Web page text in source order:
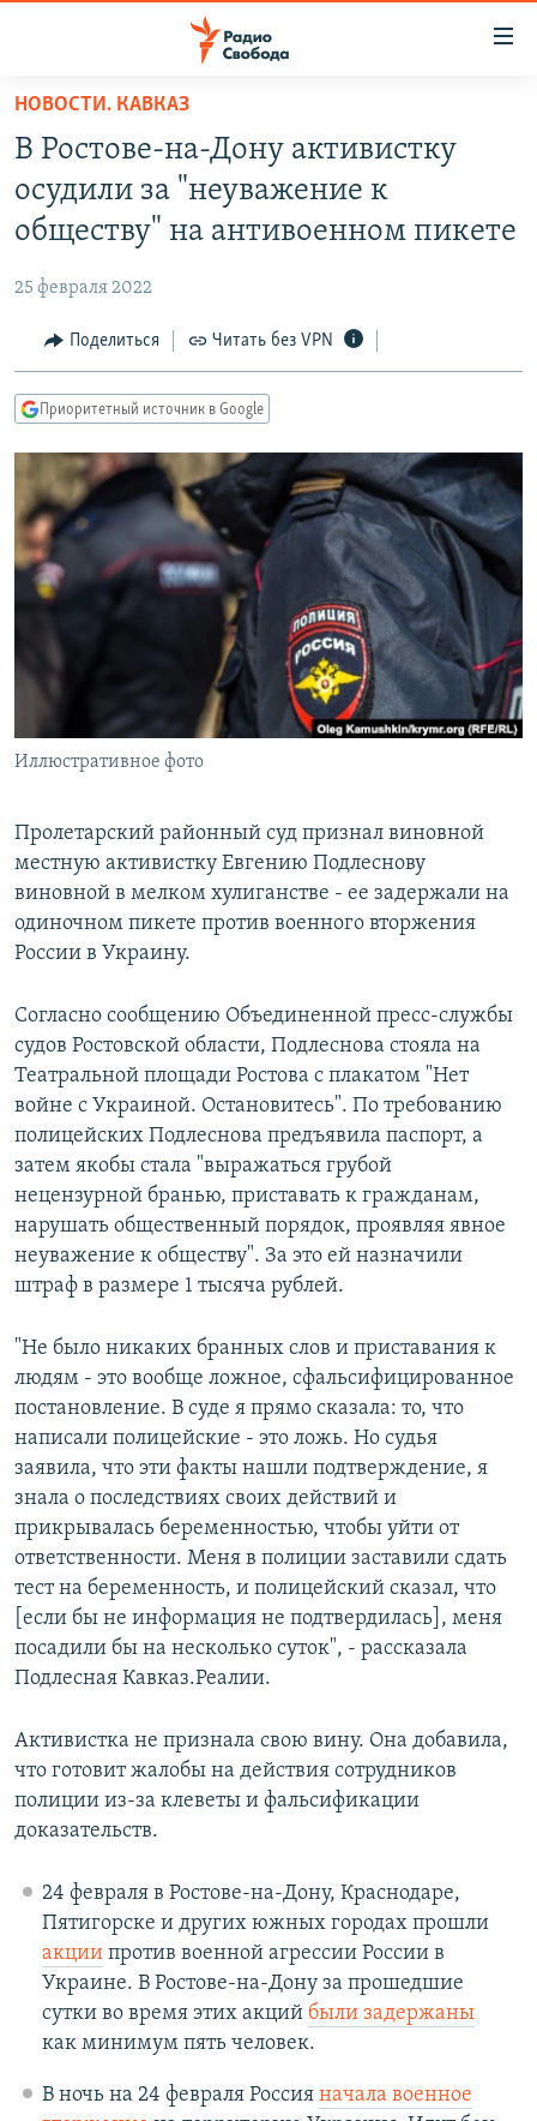
упрощенного
доступа
основному
Вернутся
Вернутся
поиску
АВТОРСКИЕ ПРОЕКТЫ
МНЕНИЯ
КУЛЬТУРА
КАВКАЗ.РЕАЛИИ
СЕВЕР.РЕАЛИИ
СИБИРЬ.РЕАЛИИ
РАСПИСАНИЕ ВЕЩАНИЯ
ПОДПИШИТЕСЬ НА РАССЫЛКУ
СОЦИАЛЬНЫЕ СЕТИ
Все сайты РСЕ/РС
НОВОСТИ. КАВКАЗ
В Ростове-на-Дону активистку
осудили за "неуважение к
обществу" на антивоенном пикете
25 февраля 2022
Поделиться Читать без VPN
Приоритетный источник в Google
Иллюстративное фото
Пролетарский районный суд признал виновной
местную активистку Евгению Подлеснову
виновной в мелком хулиганстве - ее задержали на
одиночном пикете против военного вторжения
России в Украину.
Согласно сообщению Объединенной пресс-службы
судов Ростовской области, Подлеснова стояла на
Театральной площади Ростова с плакатом "Нет
войне с Украиной. Остановитесь". По требованию
полицейских Подлеснова предъявила паспорт, а
затем якобы стала "выражаться грубой
нецензурной бранью, приставать к гражданам,
нарушать общественный порядок, проявляя явное
неуважение к обществу". За это ей назначили
штраф в размере 1 тысяча рублей.
"Не было никаких бранных слов и приставания к
людям - это вообще ложное, сфальсифицированное
постановление. В суде я прямо сказала: то, что
написали полицейские - это ложь. Но судья
заявила, что эти факты нашли подтверждение, я
знала о последствиях своих действий и
прикрывалась беременностью, чтобы уйти от
ответственности. Меня в полиции заставили сдать
тест на беременность, и полицейский сказал, что
[если бы не информация не подтвердилась], меня
посадили бы на несколько суток", - рассказала
Подлесная Кавказ.Реалии.
Активистка не признала свою вину. Она добавила,
что готовит жалобы на действия сотрудников
полиции из-за клеветы и фальсификации
доказательств.
24 февраля в Ростове-на-Дону, Краснодаре,
Пятигорске и других южных городах прошли
акциипротив военной агрессии России в
Украине. В Ростове-на-Дону за прошедшие
сутки во время этих акций были задержаны
как минимум пять человек.
В ночь на 24 февраля Россия начала военное